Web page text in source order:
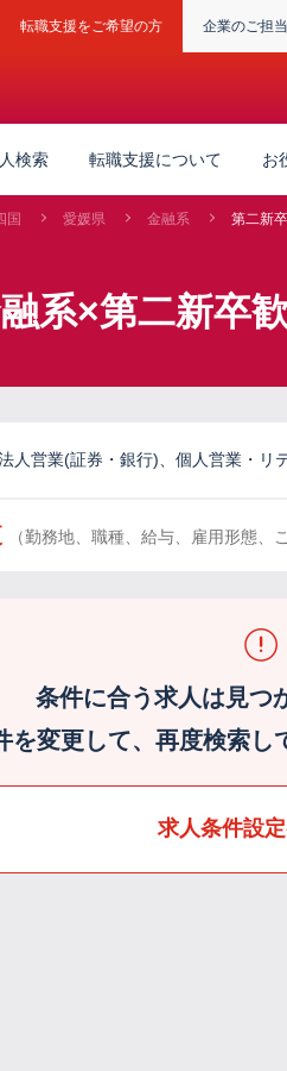
転職支援をご希望の方 企業のご担
検索 転職支援について お
国 愛媛県 金融系 第二新
融系×第二新卒
人営業(証券・銀行)、個人営業・
（勤務地、職種、給与、雇用形態、
条件に合う求人は見つ
を変更して、再度検索し
求人条件設